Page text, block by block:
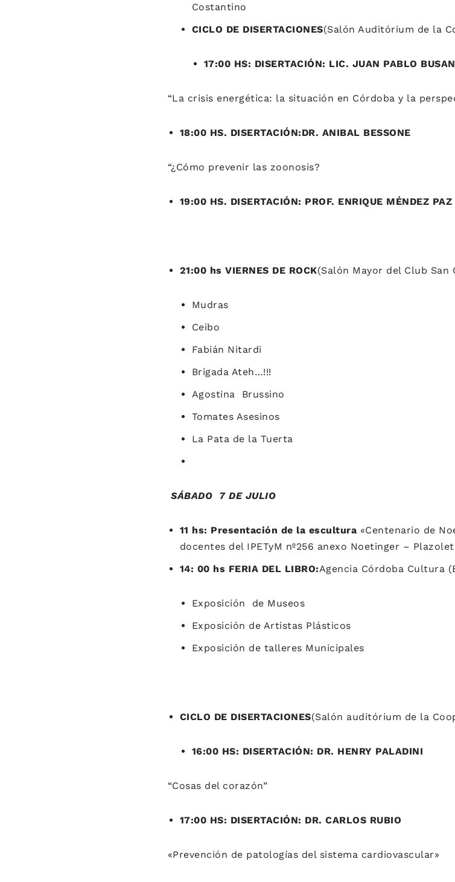
Costantino
CICLO DE DISERTACIONES(Salón Auditórium de la
17:00 HS: DISERTACIÓN: LIC. JUAN PABLO
“La crisis energética: la situación en Córdoba y la
18:00 HS. DISERTACIÓN:DR. ANIBAL BESSONE
“¿Cómo prevenir las zoonosis?
19:00 HS. DISERTACIÓN: PROF. ENRIQUE MÉNDEZ PAZ
21:00 hs VIERNES DE ROCK(Salón Mayor del Club San
Mudras
Ceibo
Fabián Nitardi
Brigada Ateh…!!!
Agostina Brussino
Tomates Asesinos
La Pata de la Tuerta
SÁBADO 7 DE JULIO
11 hs: Presentación de la escultura «Centenario de
docentes del IPETyM nº256 anexo Noetinger –
14: 00 hs FERIA DEL LIBRO:Agencia Córdoba Cultura
Exposición de Museos
Exposición de Artistas Plásticos
Exposición de talleres Municipales
CICLO DE DISERTACIONES(Salón auditórium de la
16:00 HS: DISERTACIÓN: DR. HENRY PALADINI
“Cosas del corazón”
17:00 HS: DISERTACIÓN: DR. CARLOS RUBIO
«Prevención de patologías del sistema cardiovascular»